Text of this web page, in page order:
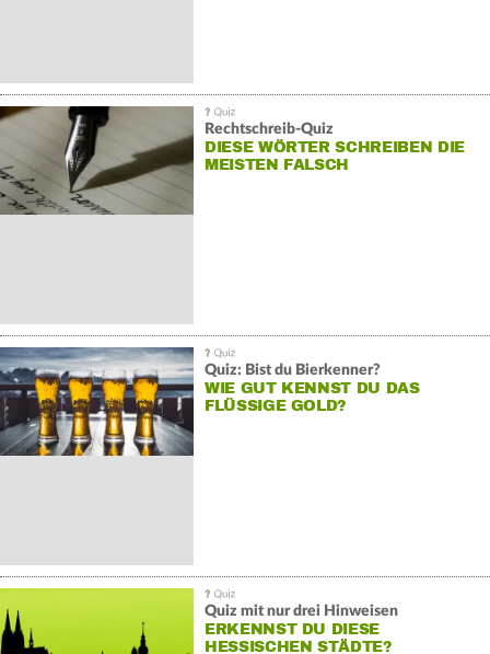
Rechtschreib-Quiz
DIESE WÖRTER SCHREIBEN DIE
MEISTEN FALSCH
Quiz: Bist du Bierkenner?
WIE GUT KENNST DU DAS
FLÜSSIGE GOLD?
Quiz mit nur drei Hinweisen
ERKENNST DU DIESE
HESSISCHEN STÄDTE?